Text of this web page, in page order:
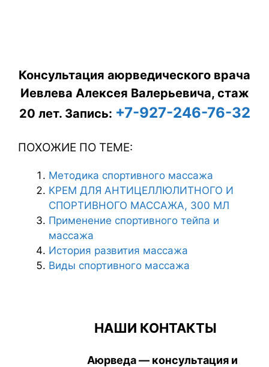
Консультация аюрведического врача
Иевлева Алексея Валерьевича, стаж
20 лет. Запись: +7-927-246-76-32
ПОХОЖИЕ ПО ТЕМЕ:
Методика спортивного массажа
КРЕМ ДЛЯ АНТИЦЕЛЛЮЛИТНОГО И
СПОРТИВНОГО МАССАЖА, 300 МЛ
Применение спортивного тейпа и
массажа
История развития массажа
Виды спортивного массажа
НАШИ КОНТАКТЫ
Аюрведа — консультация и